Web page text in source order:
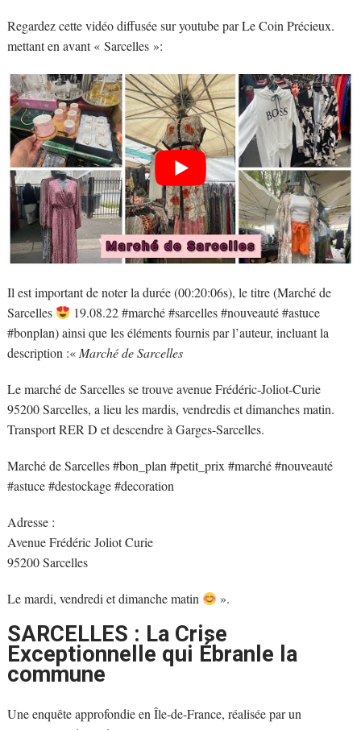
Regardez cette vidéo diffusée sur youtube par Le Coin Précieux.
mettant en avant « Sarcelles »:
Il est important de noter la durée (00:20:06s), le titre (Marché de
Sarcelles
19.08.22 #marché #sarcelles #nouveauté #astuce
#bonplan) ainsi que les éléments fournis par l’auteur, incluant la
description :«Marché de Sarcelles
Le marché de Sarcelles se trouve avenue Frédéric-Joliot-Curie
95200 Sarcelles, a lieu les mardis, vendredis et dimanches matin.
Transport RER D et descendre à Garges-Sarcelles.
Marché de Sarcelles #bon_plan #petit_prix #marché #nouveauté
#astuce #destockage #decoration
Adresse :
Avenue Frédéric Joliot Curie
95200 Sarcelles
Le mardi, vendredi et dimanche matin ».
SARCELLES : La Crise
Exceptionnelle qui Ébranle la
commune
Une enquête approfondie en Île-de-France, réalisée par un